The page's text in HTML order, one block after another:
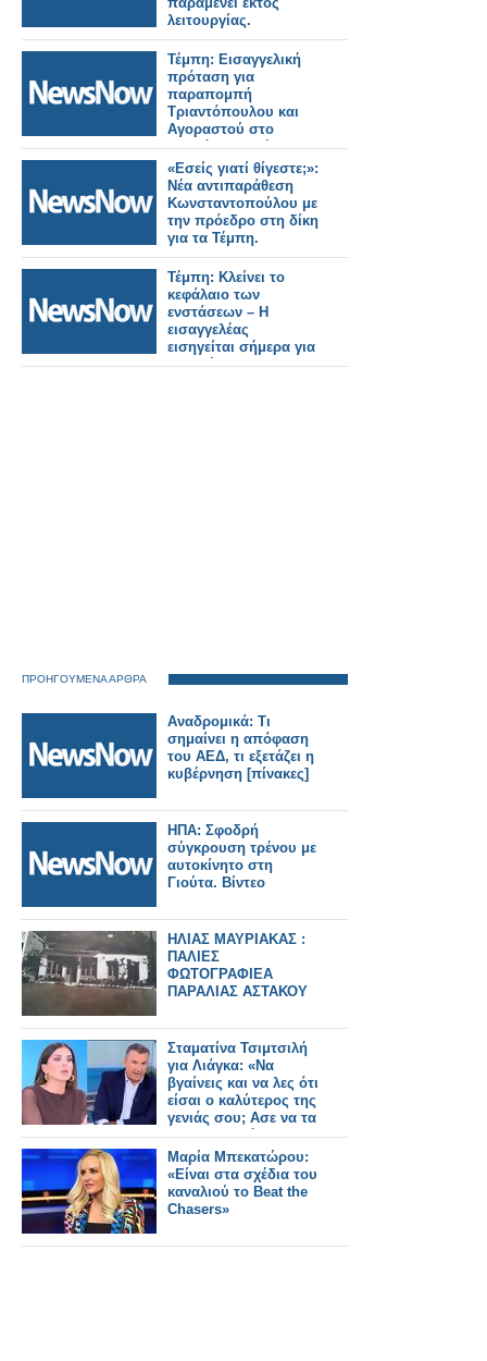
λειτουργίας.
Τέμπη: Εισαγγελική
πρόταση για
παραπομπή
Τριαντόπουλου και
Αγοραστού στο
Ειδικό Δικαστήριο.
«Εσείς γιατί θίγεστε;»:
Νέα αντιπαράθεση
Κωνσταντοπούλου με
την πρόεδρο στη δίκη
για τα Τέμπη.
Τέμπη: Κλείνει το
κεφάλαιο των
ενστάσεων – Η
εισαγγελέας
εισηγείται σήμερα για
τα αιτήματα
ΠΡΟΗΓΟΥΜΕΝΑ ΑΡΘΡΑ
Αναδρομικά: Τι
σημαίνει η απόφαση
του ΑΕΔ, τι εξετάζει η
κυβέρνηση [πίνακες]
ΗΠΑ: Σφοδρή
σύγκρουση τρένου με
αυτοκίνητο στη
Γιούτα. Βίντεο
ΗΛΙΑΣ ΜΑΥΡΙΑΚΑΣ :
ΠΑΛΙΕΣ
ΦΩΤΟΓΡΑΦΙΕΑ
ΠΑΡΑΛΙΑΣ ΑΣΤΑΚΟΥ
Σταματίνα Τσιμτσιλή
για Λιάγκα: «Να
βγαίνεις και να λες ότι
είσαι ο καλύτερος της
γενιάς σου; Ασε να τα
πει ο σταθμός για
σένα»
Μαρία Μπεκατώρου:
«Είναι στα σχέδια του
καναλιού το Beat the
Chasers»